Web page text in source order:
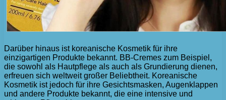
Darüber hinaus ist koreanische Kosmetik für ihre
einzigartigen Produkte bekannt. BB-Cremes zum Beispiel,
die sowohl als Hautpflege als auch als Grundierung dienen,
erfreuen sich weltweit großer Beliebtheit. Koreanische
Kosmetik ist jedoch für ihre Gesichtsmasken, Augenklappen
und andere Produkte bekannt, die eine intensive und